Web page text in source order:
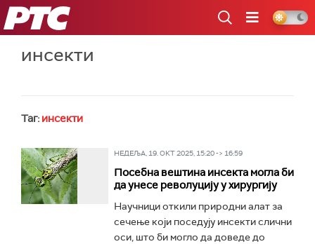
РТС
инсекти
Таг: инсекти
НЕДЕЉА, 19. ОКТ 2025, 15:20 -> 16:59
Посебна вештина инсекта могла би
да унесе револуцију у хирургију
Научници откили природни алат за
сечење који поседују инсекти слични
оси, што би могло да доведе до